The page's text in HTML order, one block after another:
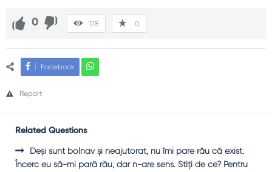
0 178 0
Facebook
Report
Related Questions
Deşi sunt bolnav şi neajutorat, nu îmi pare rău că exist.
Încerc eu să-mi pară rău, dar n-are sens. Ştiţi de ce? Pentru